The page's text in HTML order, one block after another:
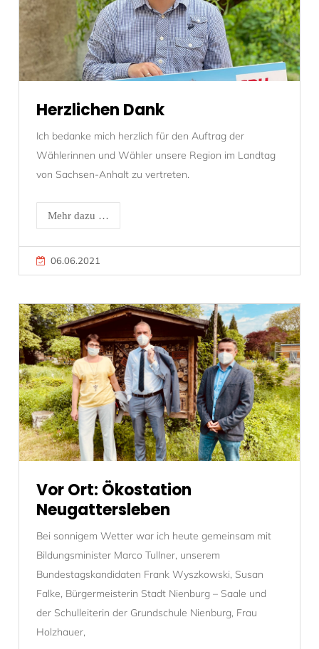
Herzlichen Dank
Ich bedanke mich herzlich für den Auftrag der
Wählerinnen und Wähler unsere Region im Landtag
von Sachsen-Anhalt zu vertreten.
Mehr dazu …
06.06.2021
Vor Ort: Ökostation
Neugattersleben
Bei sonnigem Wetter war ich heute gemeinsam mit
Bildungsminister Marco Tullner, unserem
Bundestagskandidaten Frank Wyszkowski, Susan
Falke, Bürgermeisterin Stadt Nienburg – Saale und
der Schulleiterin der Grundschule Nienburg, Frau
Holzhauer,